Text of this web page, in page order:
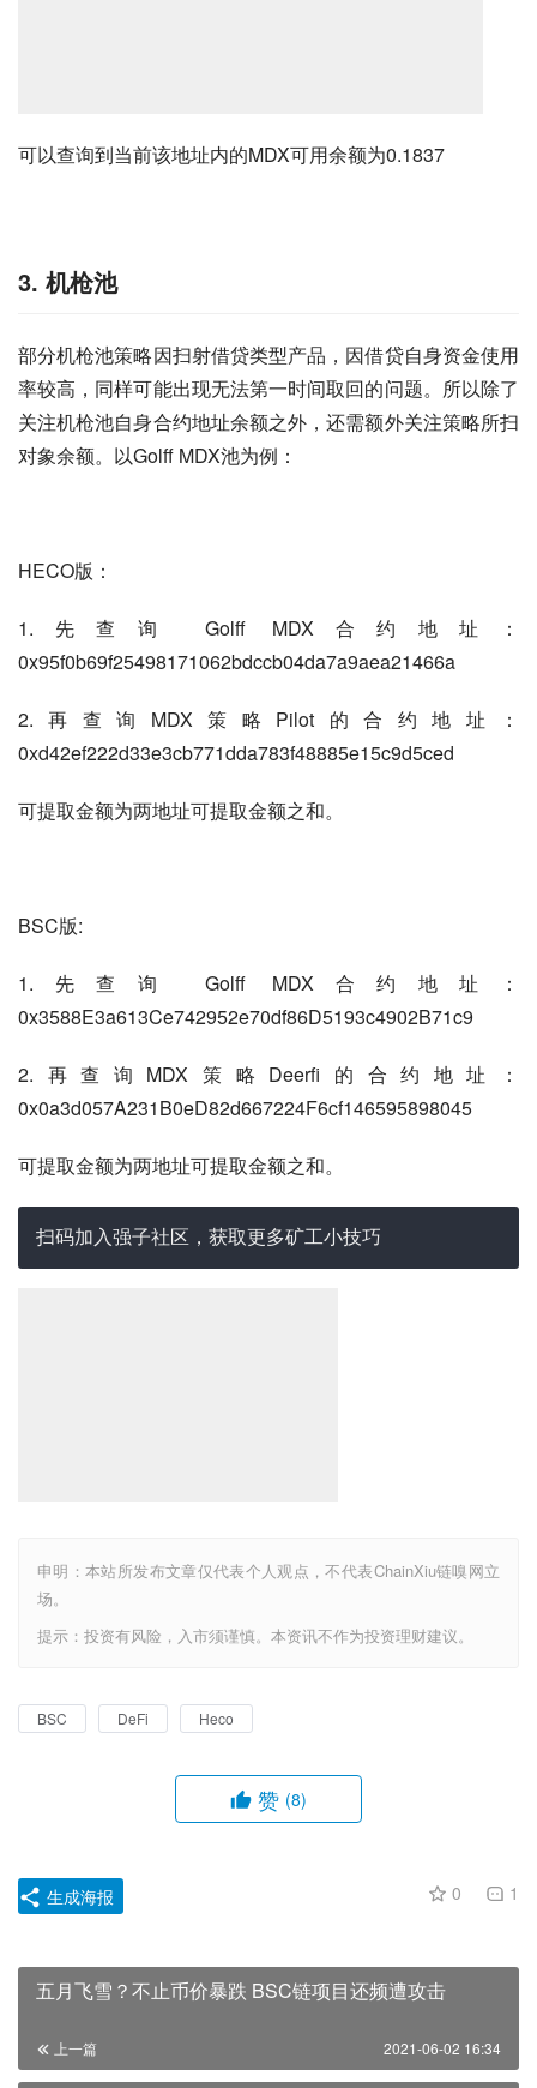
可以查询到当前该地址内的MDX可用余额为0.1837
3. 机枪池
部分机枪池策略因扫射借贷类型产品，因借贷自身资金使用
率较高，同样可能出现无法第一时间取回的问题。所以除了
关注机枪池自身合约地址余额之外，还需额外关注策略所扫
对象余额。以Golff MDX池为例：
HECO版：
1.先查询 Golff MDX 合约地址：
0x95f0b69f25498171062bdccb04da7a9aea21466a
2.再查询MDX策略Pilot的合约地址：
0xd42ef222d33e3cb771dda783f48885e15c9d5ced
可提取金额为两地址可提取金额之和。
BSC版:
1.先查询 Golff MDX合约地址：
0x3588E3a613Ce742952e70df86D5193c4902B71c9
2.再查询MDX策略Deerfi的合约地址：
0x0a3d057A231B0eD82d667224F6cf146595898045
可提取金额为两地址可提取金额之和。
扫码加入强子社区，获取更多矿工小技巧
申明：本站所发布文章仅代表个人观点，不代表ChainXiu链嗅网立
场。
提示：投资有风险，入市须谨慎。本资讯不作为投资理财建议。
BSC DeFi Heco
赞 (8)
0 1
生成海报
五月飞雪？不止币价暴跌 BSC链项目还频遭攻击
上一篇 2021-06-02 16:34